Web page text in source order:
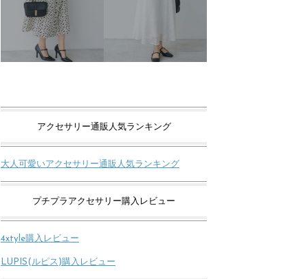
アクセサリー通販人気ランキング
大人可愛いアクセサリー通販人気ランキング
プチプラアクセサリー購入レビュー
4xtyle購入レビュー
LUPIS(ルピス)購入レビュー